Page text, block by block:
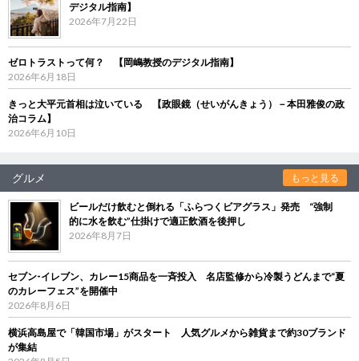
デジタル指南】
2026年7月22日
ゼロトラストって何？ 【岡嶋教授のデジタル指南】
2026年6月18日
きっと大平元首相は泣いている 【政眼鏡（せいがんきょう）－本田雅俊の政
治コラム】
2026年6月10日
グルメ もっと見る
ビールだけ飲むと倒れる「ふらつくビアグラス」発売 “強制
的に水を飲む”仕掛けで適正飲酒を後押し
2026年8月7日
セブン‐イレブン、カレー15商品を一斉投入 名店監修から冷製うどんまで“夏
のカレーフェス”を開催中
2026年8月6日
横浜高島屋で「韓国市場」がスタート 人気グルメから雑貨まで約30ブランド
が集結